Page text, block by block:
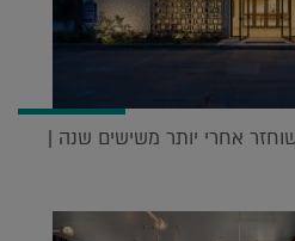
אחרי יותר משישים שנה |